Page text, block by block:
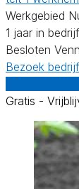
Werkgebied
1 jaar in bedrijf
Besloten
Bezoek
Gratis -